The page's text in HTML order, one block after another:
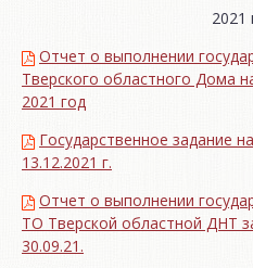
2021
Отчет о выполнении
Тверского областного Дома
2021 год
Государственное задание
13.12.2021 г.
Отчет о выполнении
ТО Тверской областной ДНТ
30.09.21.